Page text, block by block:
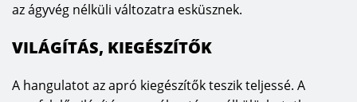
az ágyvég nélküli változatra esküsznek.
VILÁGÍTÁS, KIEGÉSZÍTŐK
A hangulatot az apró kiegészítők teszik teljessé. A